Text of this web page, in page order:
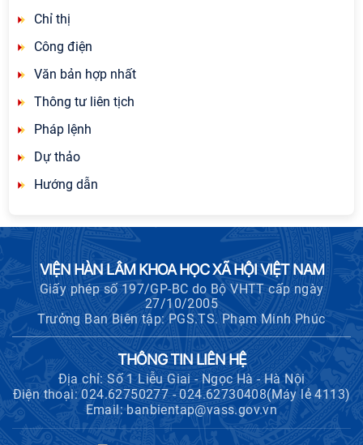
Chỉ thị
Công điện
Văn bản hợp nhất
Thông tư liên tịch
Pháp lệnh
Dự thảo
Hướng dẫn
VIỆN HÀN LÂM KHOA HỌC XÃ HỘI VIỆT NAM
Giấy phép số 197/GP-BC do Bộ VHTT cấp ngày
27/10/2005
Trưởng Ban Biên tập: PGS.TS. Phạm Minh Phúc
THÔNG TIN LIÊN HỆ
Địa chỉ: Số 1 Liễu Giai - Ngọc Hà - Hà Nội
Điện thoại: 024.62750277 - 024.62730408(Máy lẻ 4113)
Email: banbientap@vass.gov.vn